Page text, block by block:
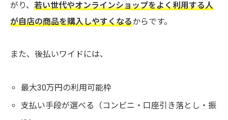
がり、 若い世代やオンラインショップをよく利用する人
が自店の商品を購入しやすくなるからです。
また、後払いワイドには、
最大30万円の利用可能枠
支払い手段が選べる（コンビニ・口座引き落とし・振